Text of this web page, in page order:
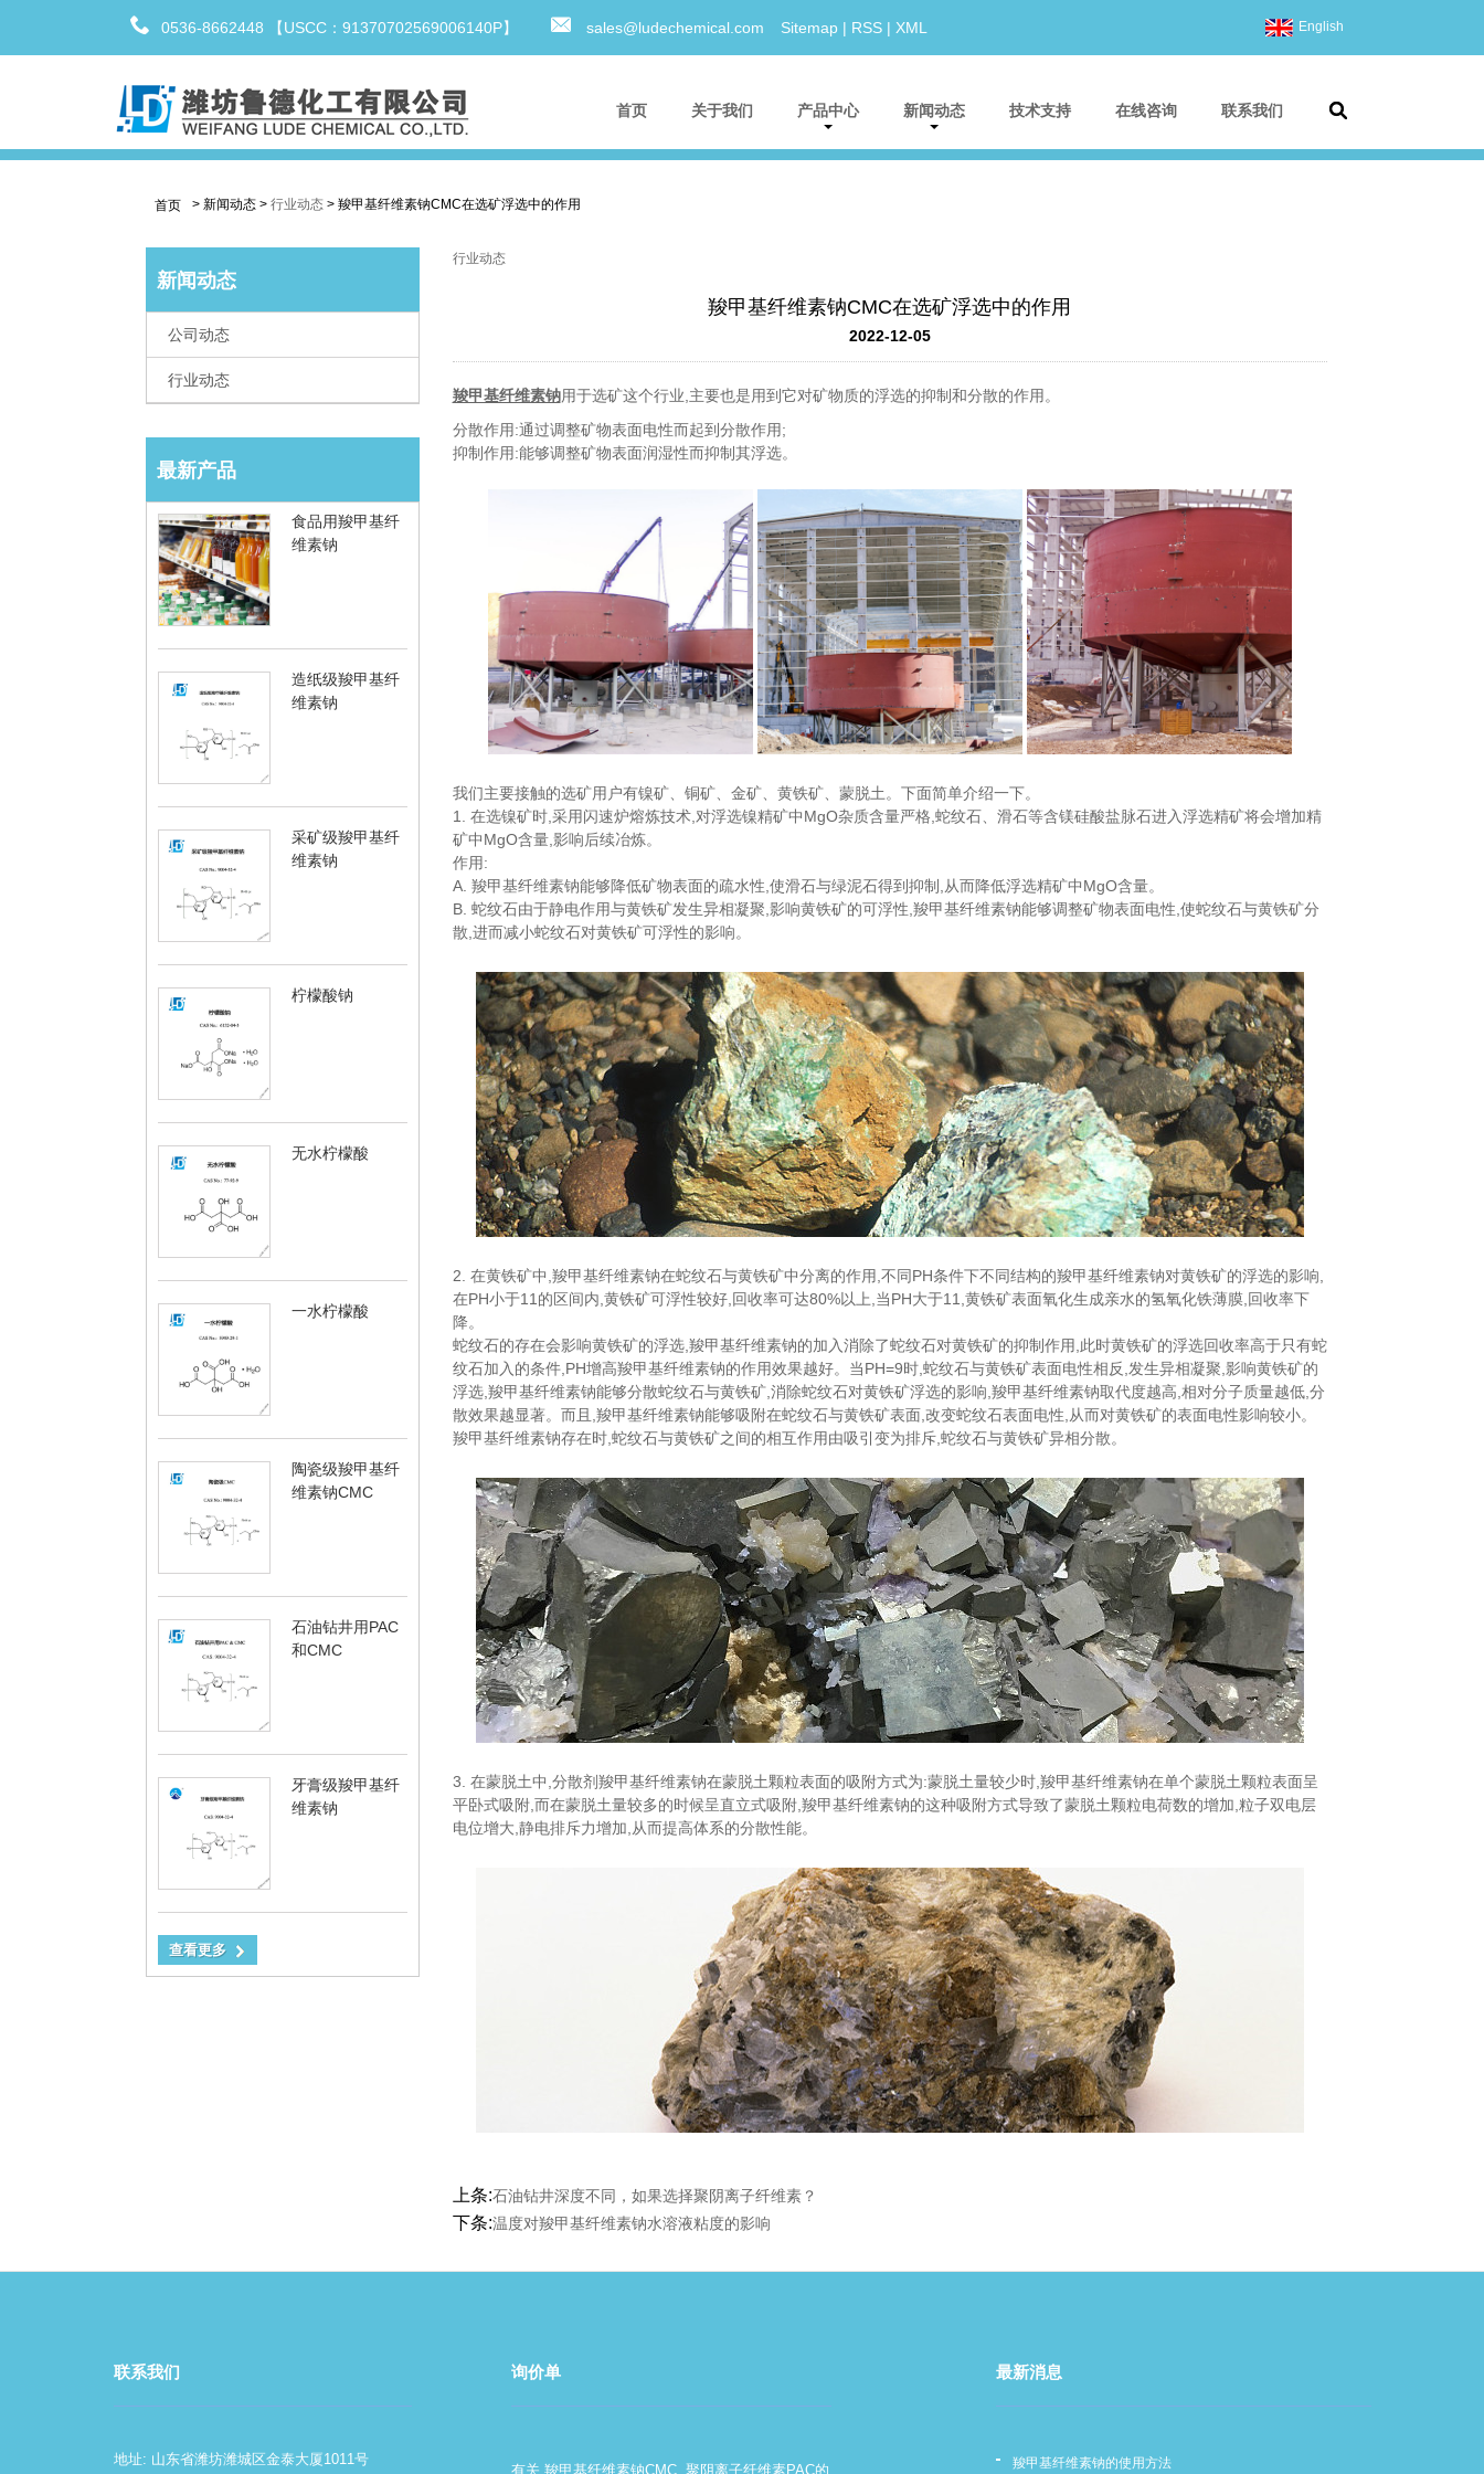
English
0536-8662448 【USCC：91370702569006140P】 sales@ludechemical.com Sitemap| RSS| XML
首页 关于我们 产品中心 新闻动态 技术支持 在线咨询 联系我们
首页 > 新闻动态 > 行业动态 > 羧甲基纤维素钠CMC在选矿浮选中的作用
新闻动态
公司动态
行业动态
最新产品
食品用羧甲基纤
维素钠
造纸级羧甲基纤
维素钠
采矿级羧甲基纤
维素钠
柠檬酸钠
无水柠檬酸
一水柠檬酸
陶瓷级羧甲基纤
维素钠CMC
石油钻井用PAC
和CMC
牙膏级羧甲基纤
维素钠
查看更多
行业动态
羧甲基纤维素钠CMC在选矿浮选中的作用
2022-12-05
羧甲基纤维素钠用于选矿这个行业,主要也是用到它对矿物质的浮选的抑制和分散的作用。
分散作用:通过调整矿物表面电性而起到分散作用;
抑制作用:能够调整矿物表面润湿性而抑制其浮选。
我们主要接触的选矿用户有镍矿、铜矿、金矿、黄铁矿、蒙脱土。下面简单介绍一下。
1. 在选镍矿时,采用闪速炉熔炼技术,对浮选镍精矿中MgO杂质含量严格,蛇纹石、滑石等含镁硅酸盐脉石进入浮选精矿将会增加精
矿中MgO含量,影响后续冶炼。
作用:
A. 羧甲基纤维素钠能够降低矿物表面的疏水性,使滑石与绿泥石得到抑制,从而降低浮选精矿中MgO含量。
B. 蛇纹石由于静电作用与黄铁矿发生异相凝聚,影响黄铁矿的可浮性,羧甲基纤维素钠能够调整矿物表面电性,使蛇纹石与黄铁矿分
散,进而减小蛇纹石对黄铁矿可浮性的影响。
2. 在黄铁矿中,羧甲基纤维素钠在蛇纹石与黄铁矿中分离的作用,不同PH条件下不同结构的羧甲基纤维素钠对黄铁矿的浮选的影响,
在PH小于11的区间内,黄铁矿可浮性较好,回收率可达80%以上,当PH大于11,黄铁矿表面氧化生成亲水的氢氧化铁薄膜,回收率下
降。
蛇纹石的存在会影响黄铁矿的浮选,羧甲基纤维素钠的加入消除了蛇纹石对黄铁矿的抑制作用,此时黄铁矿的浮选回收率高于只有蛇
纹石加入的条件,PH增高羧甲基纤维素钠的作用效果越好。当PH=9时,蛇纹石与黄铁矿表面电性相反,发生异相凝聚,影响黄铁矿的
浮选,羧甲基纤维素钠能够分散蛇纹石与黄铁矿,消除蛇纹石对黄铁矿浮选的影响,羧甲基纤维素钠取代度越高,相对分子质量越低,分
散效果越显著。而且,羧甲基纤维素钠能够吸附在蛇纹石与黄铁矿表面,改变蛇纹石表面电性,从而对黄铁矿的表面电性影响较小。
羧甲基纤维素钠存在时,蛇纹石与黄铁矿之间的相互作用由吸引变为排斥,蛇纹石与黄铁矿异相分散。
3. 在蒙脱土中,分散剂羧甲基纤维素钠在蒙脱土颗粒表面的吸附方式为:蒙脱土量较少时,羧甲基纤维素钠在单个蒙脱土颗粒表面呈
平卧式吸附,而在蒙脱土量较多的时候呈直立式吸附,羧甲基纤维素钠的这种吸附方式导致了蒙脱土颗粒电荷数的增加,粒子双电层
电位增大,静电排斥力增加,从而提高体系的分散性能。
上条:石油钻井深度不同，如果选择聚阴离子纤维素？
下条:温度对羧甲基纤维素钠水溶液粘度的影响
联系我们
地址: 山东省潍坊潍城区金泰大厦1011号
询价单
有关 羧甲基纤维素钠CMC, 聚阴离子纤维素PAC的
最新消息
羧甲基纤维素钠的使用方法 羧甲基纤维素钠的使用方法